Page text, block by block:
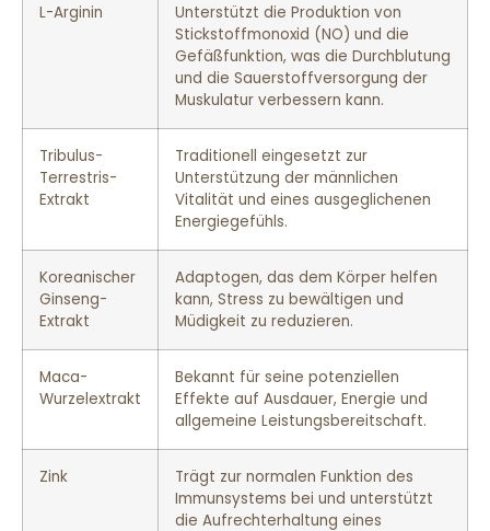
L-Arginin
Unterstützt die Produktion von
Stickstoffmonoxid (NO) und die
Gefäßfunktion, was die Durchblutung
und die Sauerstoffversorgung der
Muskulatur verbessern kann.
Tribulus-
Terrestris-
Extrakt
Traditionell eingesetzt zur
Unterstützung der männlichen
Vitalität und eines ausgeglichenen
Energiegefühls.
Koreanischer
Ginseng-
Extrakt
Adaptogen, das dem Körper helfen
kann, Stress zu bewältigen und
Müdigkeit zu reduzieren.
Maca-
Wurzelextrakt
Bekannt für seine potenziellen
Effekte auf Ausdauer, Energie und
allgemeine Leistungsbereitschaft.
Zink
Trägt zur normalen Funktion des
Immunsystems bei und unterstützt
die Aufrechterhaltung eines